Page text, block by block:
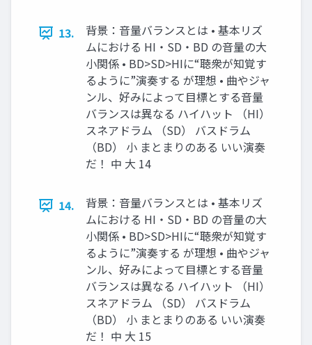
13.
背景：音量バランスとは • 基本リズ
ムにおける HI・SD・BD の音量の大
小関係 • BD>SD>HIに“聴衆が知覚す
るように”演奏する が理想 • 曲やジャ
ンル、好みによって目標とする音量
バランスは異なる ハイハット （HI）
スネアドラム （SD） バスドラム
（BD） 小 まとまりのある いい演奏
だ！ 中 大 14
14.
背景：音量バランスとは • 基本リズ
ムにおける HI・SD・BD の音量の大
小関係 • BD>SD>HIに“聴衆が知覚す
るように”演奏する が理想 • 曲やジャ
ンル、好みによって目標とする音量
バランスは異なる ハイハット （HI）
スネアドラム （SD） バスドラム
（BD） 小 まとまりのある いい演奏
だ！ 中 大 15